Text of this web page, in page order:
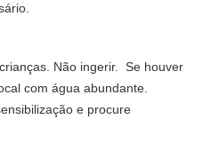
Não ingerir. Se houver
com água abundante.
e procure